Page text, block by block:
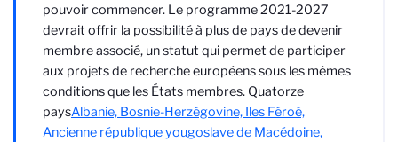
pouvoir commencer. Le programme 2021-2027
devrait offrir la possibilité à plus de pays de devenir
membre associé, un statut qui permet de participer
aux projets de recherche européens sous les mêmes
conditions que les États membres. Quatorze
paysAlbanie, Bosnie-Herzégovine, Iles Féroé,
Ancienne république yougoslave de Macédoine,